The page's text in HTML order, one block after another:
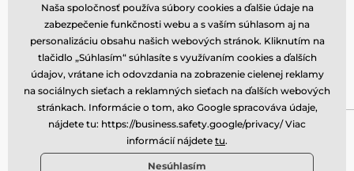
Momanio s.r.o., Okružní 361/14, 74718, Píšť, Česká
republika, VAT: CZ09604707, info@tvrzenaskla.eu,
Naša spoločnosť používa súbory cookies a ďalšie údaje na
zabezpečenie funkčnosti webu a s vaším súhlasom aj na
personalizáciu obsahu našich webových stránok. Kliknutím na
tlačidlo „Súhlasím“ súhlasíte s využívaním cookies a ďalších
údajov, vrátane ich odovzdania na zobrazenie cielenej reklamy
na sociálnych sieťach a reklamných sieťach na ďalších webových
stránkach. Informácie o tom, ako Google spracováva údaje,
nájdete tu: https://business.safety.google/privacy/ Viac
informácií nájdete tu.
Nesúhlasím